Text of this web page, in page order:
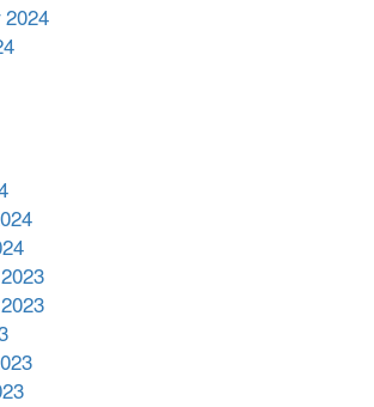
সহায়তা দিলেন সাচিং প্রু জেরী
2024